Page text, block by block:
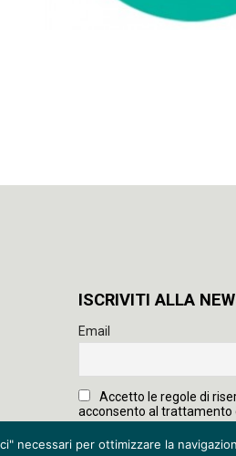
ISCRIVITI ALLA
Email
Accetto le regole di
acconsento al trattamento
necessari per ottimizzare la